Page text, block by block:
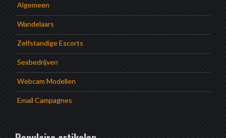
Algemeen
Wandelaars
Zelfstandige Escorts
Sexbedrijven
Webcam Modellen
Email Campagnes